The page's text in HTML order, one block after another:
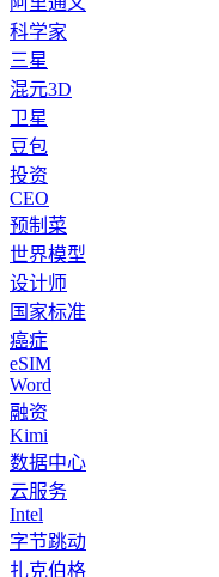
科学家
三星
混元3D
卫星
豆包
投资
CEO
预制菜
世界模型
设计师
国家标准
癌症
eSIM
Word
融资
Kimi
数据中心
云服务
Intel
字节跳动
扎克伯格